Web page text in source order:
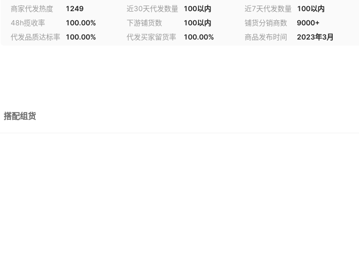
43 库存10000 双
44 库存10000双
商家代发热度 1249 近30天代发数量 100以内 近7天代发数量
100以内
48h揽收率
100.00% 下游铺货数 100以内 铺货分销商数
9000+
代发品质达标率
100.00% 代发买家留货率 100.00% 商品发布时间 2023年3月
搭配组货